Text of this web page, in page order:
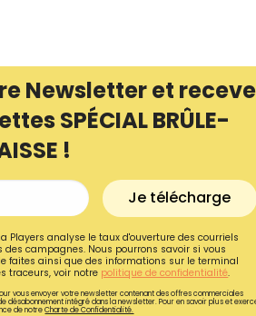
Newsletter et
SPÉCIAL BRÛLE-
!
Je télécharge
Players analyse le taux d'ouverture des courriels
campagnes. Nous pourrons savoir si vous
faites ainsi que des informations sur le terminal
traceurs, voir notre politique de confidentialité.
vous envoyer votre newsletter contenant des offres commerciales
désabonnement intégré dans la newsletter. Pour en savoir plus et
de notreCharte de Confidentialité.
Recevez gratuitement
recettes inédites de
!
Ainsi que la newsletter
CROQ.